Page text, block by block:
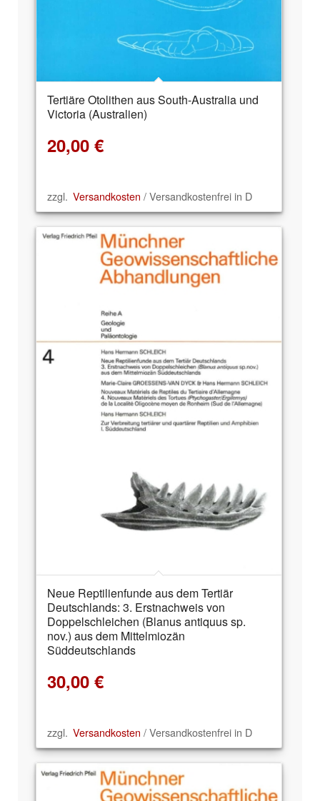
Tertiäre Otolithen aus South-Australia und
Victoria (Australien)
20,00 €
zzgl. Versandkosten / Versandkostenfrei in D
Neue Reptilienfunde aus dem Tertiär
Deutschlands: 3. Erstnachweis von
Doppelschleichen (Blanus antiquus sp.
nov.) aus dem Mittelmiozän
Süddeutschlands
30,00 €
zzgl. Versandkosten / Versandkostenfrei in D